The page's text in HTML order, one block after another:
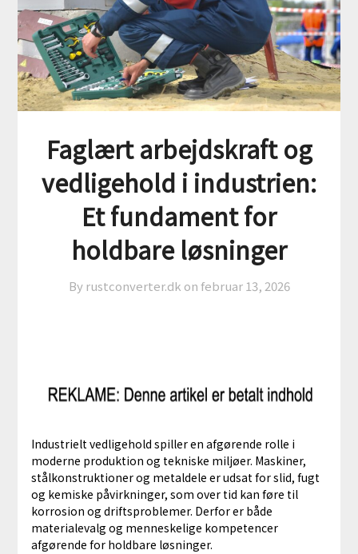
Faglært arbejdskraft og
vedligehold i industrien:
Et fundament for
holdbare løsninger
By rustconverter.dk onfebruar 13, 2026
Industrielt vedligehold spiller en afgørende rolle i
moderne produktion og tekniske miljøer. Maskiner,
stålkonstruktioner og metaldele er udsat for slid, fugt
og kemiske påvirkninger, som over tid kan føre til
korrosion og driftsproblemer. Derfor er både
materialevalg og menneskelige kompetencer
afgørende for holdbare løsninger.